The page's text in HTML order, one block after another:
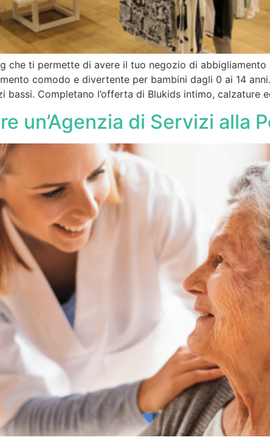
che ti permette di avere il tuo negozio di
comodo e divertente per bambini dagli 0 ai 14
bassi. Completano l’offerta di Blukids intimo, calzature
un’Agenzia di Servizi alla